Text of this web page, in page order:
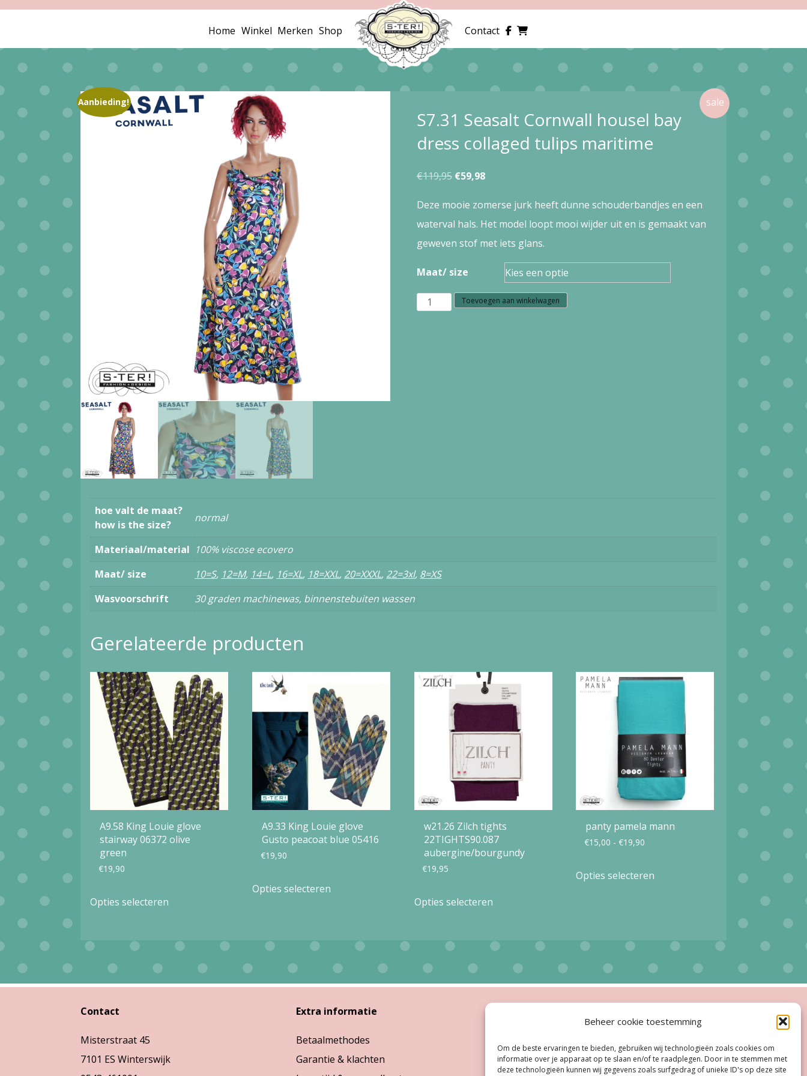
Beheer cookie toestemming
Om de beste ervaringen te bieden, gebruiken wij technologieën zoals cookies om
informatie over je apparaat op te slaan en/of te raadplegen. Door in te stemmen met
deze technologieën kunnen wij gegevens zoals surfgedrag of unieke ID's op deze site
Home Winkel Merken Shop Contact
Aanbieding!
S7.31 Seasalt Cornwall housel bay
dress collaged tulips maritime
€119,95 Oorspronkelijke
€59,98Huidige
Deze mooie zomerse jurk heeft dunne schouderbandjes en een
waterval hals. Het model loopt mooi wijder uit en is gemaakt van
geweven stof met iets glans.
Maat/ size
S7.31
Toevoegen aan winkelwagen
hoe valt de maat?
how is the size?
normal
Materiaal/material 100% viscose ecovero
Maat/ size
10=S, 12=M, 14=L, 16=XL, 18=XXL, 20=XXXL, 22=3xl, 8=XS
Wasvoorschrift
30 graden machinewas, binnenstebuiten wassen
Gerelateerde producten
A9.58 King Louie glove
stairway 06372 olive
green
€19,90
Opties selecteren
meerdere
variaties.
Deze
worden
A9.33 King Louie glove
Gusto peacoat blue 05416
€19,90
Opties selecteren
variaties.
Deze
kan
w21.26 Zilch tights
22TIGHTS90.087
aubergine/bourgundy
€19,95
Opties selecteren
meerdere
variaties.
Deze
optie
gekozen
worden
panty pamela mann
€15,00 - €19,90
tot
Opties selecteren
variaties.
Deze
optie
kan
gekozen
op
Contact
Misterstraat 45
7101 ES Winterswijk
Extra informatie
Betaalmethodes
Garantie & klachten
Di, Woe, Do:11.00 - 18.00 uur